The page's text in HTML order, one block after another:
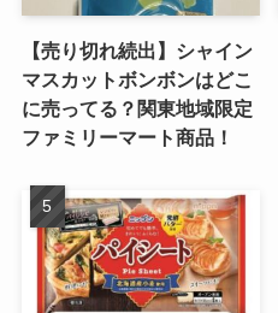
【売り切れ続出】シャイン
マスカットボンボンはどこ
に売ってる？関東地域限定
ファミリーマート商品！